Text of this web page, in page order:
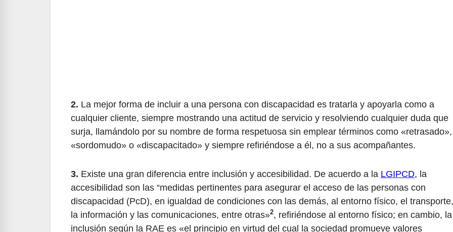
2. La mejor forma de incluir a una persona con discapacidad es tratarla y apoyarla como a
cualquier cliente, siempre mostrando una actitud de servicio y resolviendo cualquier duda que
surja, llamándolo por su nombre de forma respetuosa sin emplear términos como «retrasado»,
«sordomudo» o «discapacitado» y siempre refiriéndose a él, no a sus acompañantes.
3. Existe una gran diferencia entre inclusión y accesibilidad. De acuerdo a la LGIPCD, la
accesibilidad son las “medidas pertinentes para asegurar el acceso de las personas con
discapacidad (PcD), en igualdad de condiciones con las demás, al entorno físico, el transporte,
la información y las comunicaciones, entre otras»2, refiriéndose al entorno físico; en cambio, la
inclusión según la RAE es «el principio en virtud del cual la sociedad promueve valores